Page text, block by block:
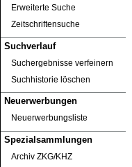
Erweiterte Suche
Zeitschriftensuche
Suchverlauf
Suchergebnisse verfeinern
Suchhistorie löschen
Neuerwerbungen
Neuerwerbungsliste
Spezialsammlungen
Archiv ZKG/KHZ